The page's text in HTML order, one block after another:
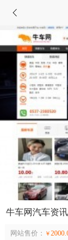
牛车网汽车资
网站售价： ￥